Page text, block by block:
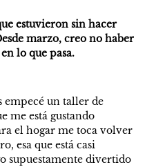
estuvieron sin hacer
marzo, creo no haber
lo que pasa.
empecé un taller de
me está gustando
el hogar me toca volver
esa que está casi
supuestamente divertido